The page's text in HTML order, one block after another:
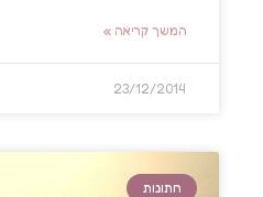
המשך קריאה »
23/12/2014
חתונות